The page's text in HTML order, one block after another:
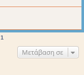
1
Μετάβαση σε